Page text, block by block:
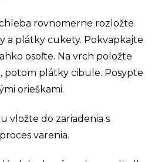
rovnomerne rozložte
a plátky cukety. Pokvapkajte
osoľte. Na vrch položte
potom plátky cibule. Posypte
orieškami.
vložte do zariadenia s
varenia.